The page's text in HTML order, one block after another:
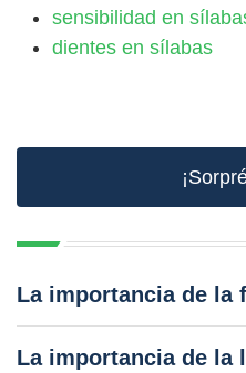
sensibilidad en
dientes en sílabas
La importancia de la
La importancia de la